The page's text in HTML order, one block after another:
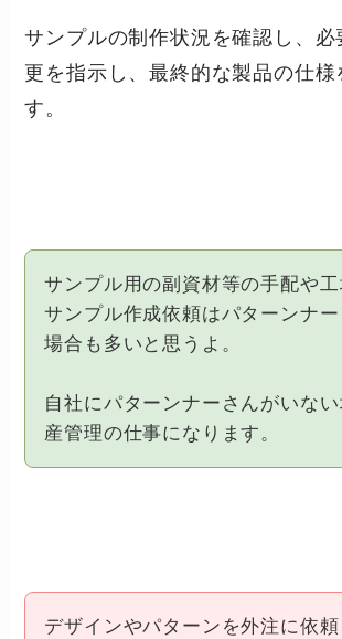
サンプルの制作状況を確認し、
更を指示し、最終的な製品の仕様
す。
サンプル用の副資材等の手配や
サンプル作成依頼はパターンナ
場合も多いと思うよ。
自社にパターンナーさんがいな
産管理の仕事になります。
デザインやパターンを外注に依